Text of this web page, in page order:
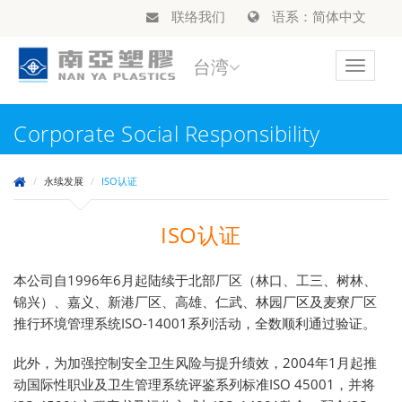
联络我们 语系：简体中文
Toggle
台湾
Corporate Social Responsibility
永续发展 ISO认证
ISO认证
本公司自1996年6月起陆续于北部厂区（林口、工三、树林、
锦兴）、嘉义、新港厂区、高雄、仁武、林园厂区及麦寮厂区
推行环境管理系统ISO-14001系列活动，全数顺利通过验证。
此外，为加强控制安全卫生风险与提升绩效，2004年1月起推
动国际性职业及卫生管理系统评鉴系列标准ISO 45001，并将